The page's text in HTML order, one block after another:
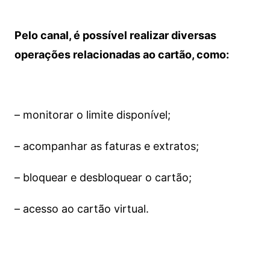
Pelo canal, é possível realizar diversas
operações relacionadas ao cartão, como:
– monitorar o limite disponível;
– acompanhar as faturas e extratos;
– bloquear e desbloquear o cartão;
– acesso ao cartão virtual.